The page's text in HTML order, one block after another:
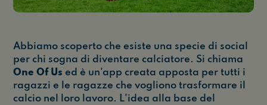
Abbiamo scoperto che esiste una specie di social
per chi sogna di diventare calciatore. Si chiama
One Of Us ed è un'app creata apposta per tutti i
ragazzi e le ragazze che vogliono trasformare il
calcio nel loro lavoro. L'idea alla base del